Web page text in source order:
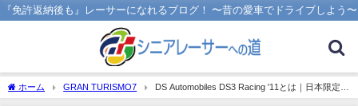
『免許返納後も』レーサーになれるブログ！ 〜昔の愛車でドライブしよう〜
ホーム GRAN TURISMO7
DS Automobiles DS3 Racing '11とは｜日本限定
35台のホットハッチ・スペックと中古相場・GT7での乗り方